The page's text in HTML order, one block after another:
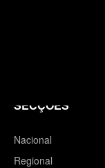
SECÇÕES
Nacional
Regional